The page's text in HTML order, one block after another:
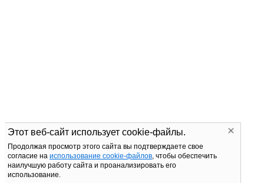
Этот веб-сайт использует cookie-файлы.
Продолжая просмотр этого сайта вы подтверждаете свое
согласие на использование cookie-файлов, чтобы обеспечить
наилучшую работу сайта и проанализировать его
использование.